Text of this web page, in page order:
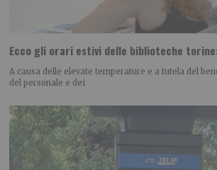
Ecco gli orari estivi delle biblioteche
A causa delle elevate temperature e a tutela del
del personale e dei